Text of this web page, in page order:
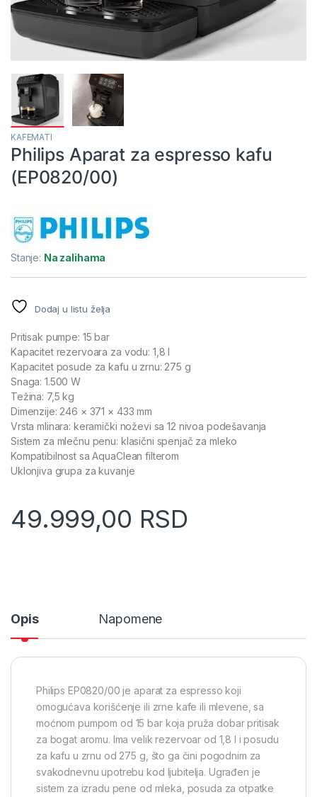
KAFEMATI
Philips Aparat za espresso kafu
(EP0820/00)
Stanje: Na zalihama
Dodaj u listu želja
Pritisak pumpe: 15 bar
Kapacitet rezervoara za vodu: 1,8 l
Kapacitet posude za kafu u zrnu: 275 g
Snaga: 1.500 W
Težina: 7,5 kg
Dimenzije: 246 × 371 × 433 mm
Vrsta mlinara: keramički noževi sa 12 nivoa podešavanja
Sistem za mlečnu penu: klasični spenjač za mleko
Kompatibilnost sa AquaClean filterom
Uklonjiva grupa za kuvanje
49.999,00 RSD
Opis Napomene
Philips EP0820/00 je aparat za espresso koji
omogućava korišćenje ili zrne kafe ili mlevene, sa
moćnom pumpom od 15 bar koja pruža dobar pritisak
za bogat aromu. Ima velik rezervoar od 1,8 l i posudu
za kafu u zrnu od 275 g, što ga čini pogodnim za
svakodnevnu upotrebu kod ljubitelja. Ugrađen je
sistem za izradu pene od mleka, posuda za otpatke